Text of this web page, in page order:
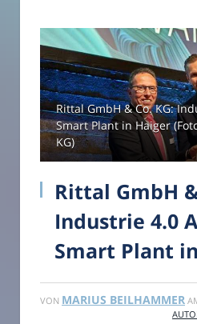
Rittal GmbH & Co. KG:
Smart Plant in Haiger
KG)
Rittal GmbH
Industrie 4.0
Smart Plant
VON MARIUS BEILHAMMER